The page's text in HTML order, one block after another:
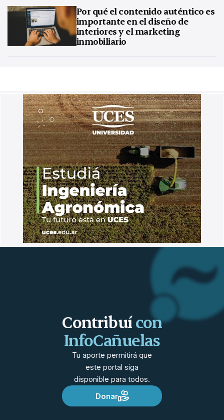
Por qué el contenido auténtico es
importante en el diseño de
interiores y el marketing
inmobiliario
Contribuícon
InfoCañuelas
Tu aporte permitirá que
este portal siga
disponible para todos.
Donar